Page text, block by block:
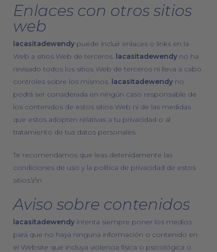
Enlaces con otros sitios
web
lacasitadewendypuede incluir enlaces o links en la
Web a sitios Web de terceros. lacasitadewendyno ha
revisado todos los sitios Web de terceros ni lleva a cabo
controles sobre los mismos. lacasitadewendyno
podrá ser considerada en ningún caso responsable de
los contenidos de estos sitios Web ni de las medidas
que estos adopten relativas a tu privacidad o al
tratamiento de tus datos personales.
Te recomendamos que leas detenidamente las
condiciones de uso y la política de privacidad de estos
sitios.\r\n
Aviso sobre contenidos
lacasitadewendyintenta siempre poner los medios
para que no haya ninguna información o contenido en
el Website que incluya violencia física o psicológica o